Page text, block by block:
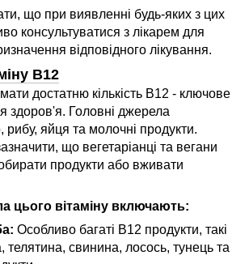
що при виявленні будь-яких з цих
консультуватися з лікарем для
відповідного лікування.
B12
достатню кількість B12 - ключове
здоров'я. Головні джерела
яйця та молочні продукти.
що вегетаріанці та вегани
продукти або вживати
цього вітаміну включають:
Особливо багаті B12 продукти, такі
телятина, свинина, лосось, тунець та